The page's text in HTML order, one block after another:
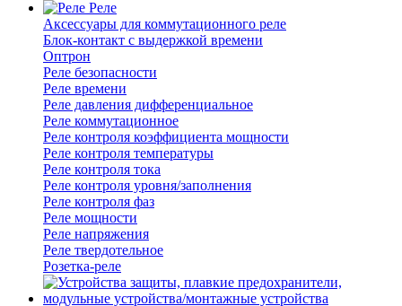
Реле
Аксессуары для коммутационного реле
Блок-контакт с выдержкой времени
Оптрон
Реле безопасности
Реле времени
Реле давления дифференциальное
Реле коммутационное
Реле контроля коэффициента мощности
Реле контроля температуры
Реле контроля тока
Реле контроля уровня/заполнения
Реле контроля фаз
Реле мощности
Реле напряжения
Реле твердотельное
Розетка-реле